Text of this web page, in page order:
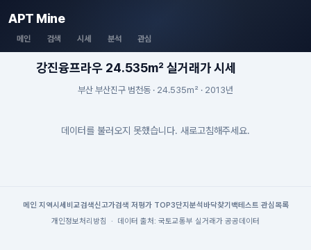
APT Mine
메인 검색 시세 분석 관심
강진융프라우 24.535m² 실거래가 시세
부산 부산진구 범천동 · 24.535m² · 2013년
데이터를 불러오지 못했습니다. 새로고침해주세요.
메인| 지역시세 비교검색신고가검색 저평가 TOP3단지분석 바닥찾기 백테스트 관심목록
개인정보처리방침
· 데이터 출처: 국토교통부 실거래가 공공데이터